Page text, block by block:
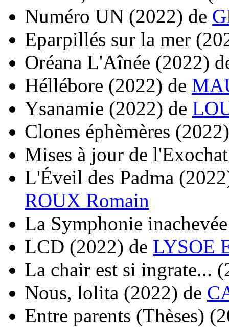
Numéro UN (2022) de
Eparpillés sur la mer
Oréana L'Aînée (2022)
Héllébore (2022) de
Ysanamie (2022) de
Clones éphèmères (2022)
Mises à jour de l'Exochat
L'Éveil des Padma
ROUX Romain
La Symphonie inachevée
LCD (2022) de LYSOE
La chair est si ingrate...
Nous, lolita (2022) de
Entre parents (Thèses)